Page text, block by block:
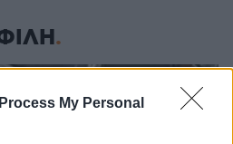
My Personal